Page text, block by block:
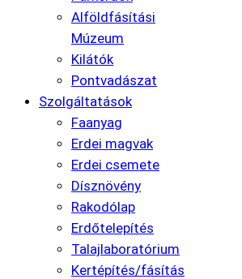
Alföldfásítási
Múzeum
Kilátók
Pontvadászat
Szolgáltatások
Faanyag
Erdei magvak
Erdei csemete
Dísznövény
Rakodólap
Erdőtelepítés
Talajlaboratórium
Kertépítés/fásítás